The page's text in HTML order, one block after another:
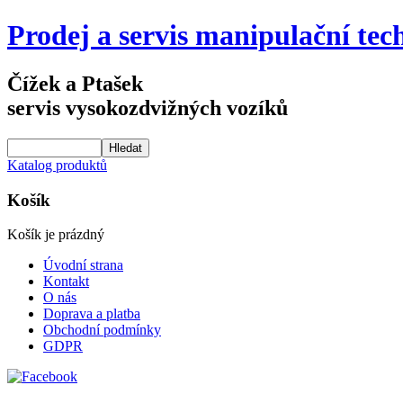
Prodej a servis manipulační
Čížek a Ptašek
servis vysokozdvižných vozíků
Katalog produktů
Košík
Košík je prázdný
Úvodní strana
Kontakt
O nás
Doprava a platba
Obchodní podmínky
GDPR